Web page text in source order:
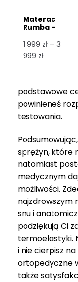
Materac
Rumba –
1 999 zł – 3
999 złZakres
1
999 zł
do
podstawowe
powinieneś
testowania.
sprężyn, które
natomiast
medycznym
możliwości.
najzdrowszym
snu i
podziękują Ci
termoelastyki.
i nie cierpisz
ortopedyczne
także